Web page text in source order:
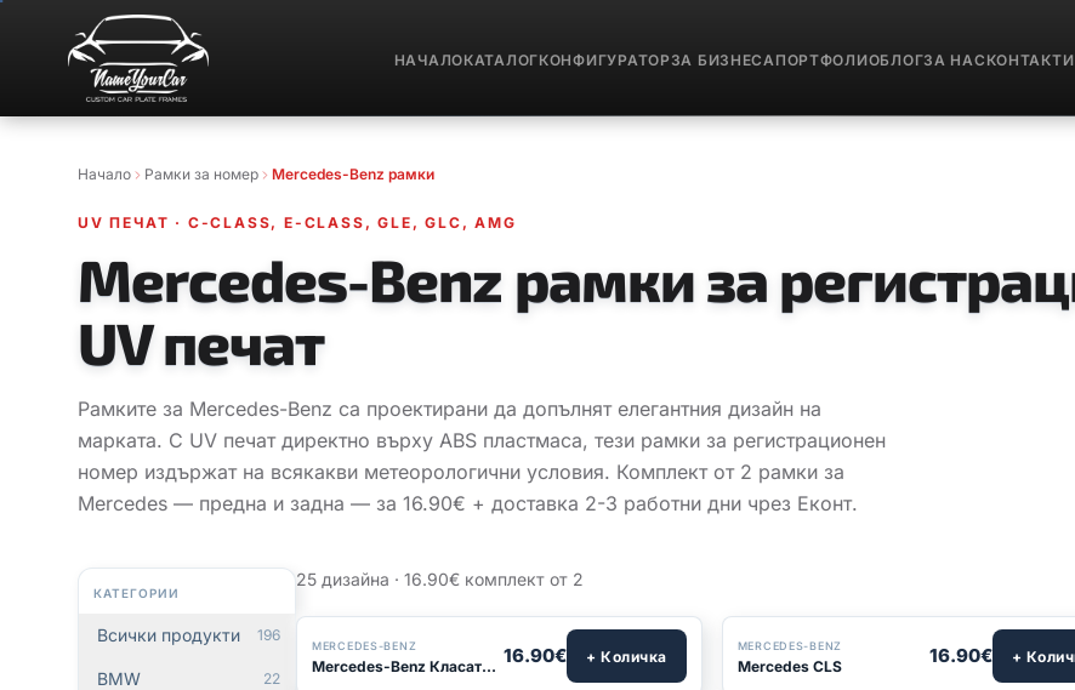
НАЧАЛОКАТАЛОГКОНФИГУРАТОР ЗА БИЗНЕСА ПОРТФОЛИОБЛОГЗА НАС КОНТАКТИ
Начало Рамки за номер Mercedes-Benz рамки
UV ПЕЧАТ · C-CLASS, E-CLASS, GLE, GLC, AMG
Mercedes-Benz рамки за
UV печат
Рамките за Mercedes-Benz са проектирани да допълнят елегантния дизайн на
марката. С UV печат директно върху ABS пластмаса, тези рамки за регистрационен
номер издържат на всякакви метеорологични условия. Комплект от 2 рамки за
Mercedes — предна и задна — за 16.90€ + доставка 2-3 работни дни чрез Еконт.
КАТЕГОРИИ
Всички продукти 196
BMW 22
25 дизайна · 16.90€ комплект от 2
MERCEDES-BENZ
Mercedes-Benz Класата е вечна 16.90€ + Количка
MERCEDES-BENZ
Mercedes CLS 16.90€ +